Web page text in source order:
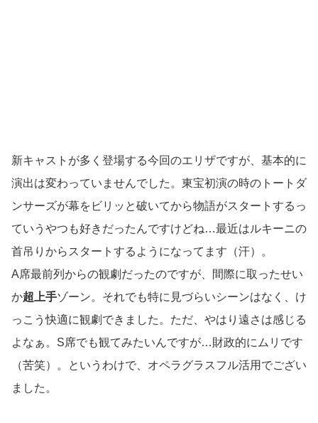
新キャストが多く登場する今回のエリザですが、基本的に
演出は変わっていませんでした。東宝初演の時のトートダ
ンサーズが幕をビリッと破いてから物語がスタートするっ
ていうやつも好きだったんですけどね…最近はルキーニの
首吊りからスタートするようになってます（汗）。
A席最前列からの観劇だったのですが、間際に取ったせい
か超上手ゾーン。それでも特に見づらいシーンはなく、け
っこう快適に観劇できました。ただ、やはり遠さは感じる
よなぁ。S席でも観てみたいんですが…財政的にムリです
（苦笑）。というわけで、オペラグラスフル活用でござい
ました。